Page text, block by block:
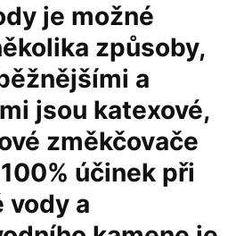
je možné
způsoby,
a
jsou katexové,
změkčovače
účinek při
vody a